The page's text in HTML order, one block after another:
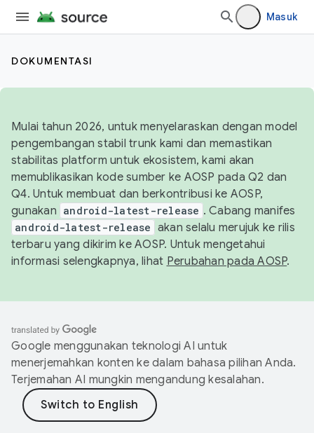
Masuk
DOKUMENTASI
Mulai tahun 2026, untuk menyelaraskan dengan model
pengembangan stabil trunk kami dan memastikan
stabilitas platform untuk ekosistem, kami akan
memublikasikan kode sumber ke AOSP pada Q2 dan
Q4. Untuk membuat dan berkontribusi ke AOSP,
gunakan android-latest-release . Cabang manifes
android-latest-release akan selalu merujuk ke rilis
terbaru yang dikirim ke AOSP. Untuk mengetahui
informasi selengkapnya, lihat Perubahan pada AOSP.
Google menggunakan teknologi AI untuk
menerjemahkan konten ke dalam bahasa pilihan Anda.
Terjemahan AI mungkin mengandung kesalahan.